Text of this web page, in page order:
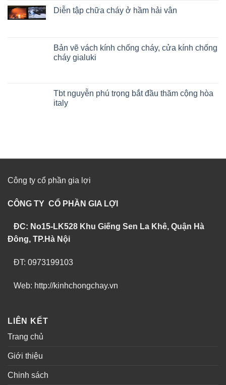
Diễn tập chữa cháy ở hầm hải vân
Bản vẽ vách kính chống cháy, cửa kính chống
cháy gialuki
Tbt nguyễn phú trọng bắt đầu thăm cộng hòa
italy
Công ty cổ phần gia lợi
CÔNG TY CỔ PHẦN GIA LỢI
ĐC: No15-LK528 Khu Giếng Sen La Khê, Quận Hà
Đông, TP.Hà Nội
ĐT: 0973199103
Web: http://kinhchongchay.vn
LIÊN KẾT
Trang chủ
Giới thiệu
Chinh sách